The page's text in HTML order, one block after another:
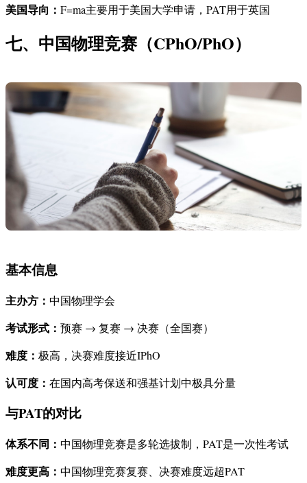
美国导向： F=ma主要用于美国大学申请，PAT用于英国
七、中国物理竞赛（CPhO/PhO）
基本信息
主办方： 中国物理学会
考试形式： 预赛 → 复赛 → 决赛（全国赛）
难度： 极高，决赛难度接近IPhO
认可度： 在国内高考保送和强基计划中极具分量
与PAT的对比
体系不同： 中国物理竞赛是多轮选拔制，PAT是一次性考试
难度更高： 中国物理竞赛复赛、决赛难度远超PAT